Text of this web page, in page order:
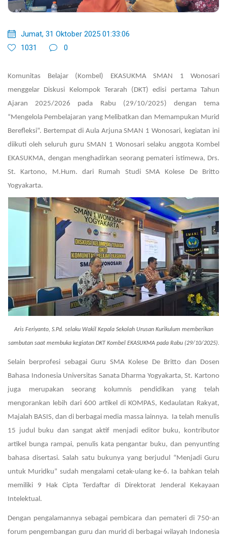
Jumat, 31 Oktober 2025 01:33:06
1031
0
Komunitas Belajar (Kombel) EKASUKMA SMAN 1 Wonosari
menggelar Diskusi Kelompok Terarah (DKT) edisi pertama Tahun
Ajaran 2025/2026 pada Rabu (29/10/2025) dengan tema
“Mengelola Pembelajaran yang Melibatkan dan Memampukan Murid
Berefleksi”. Bertempat di Aula Arjuna SMAN 1 Wonosari, kegiatan ini
diikuti oleh seluruh guru SMAN 1 Wonosari selaku anggota Kombel
EKASUKMA, dengan menghadirkan seorang pemateri istimewa, Drs.
St. Kartono, M.Hum. dari Rumah Studi SMA Kolese De Britto
Yogyakarta.
Aris Feriyanto, S.Pd. selaku Wakil Kepala Sekolah Urusan Kurikulum memberikan
sambutan saat membuka kegiatan DKT Kombel EKASUKMA pada Rabu (29/10/2025).
Selain berprofesi sebagai Guru SMA Kolese De Britto dan Dosen
Bahasa Indonesia Universitas Sanata Dharma Yogyakarta, St. Kartono
juga merupakan seorang kolumnis pendidikan yang telah
mengorankan lebih dari 600 artikel di KOMPAS, Kedaulatan Rakyat,
Majalah BASIS, dan di berbagai media massa lainnya. Ia telah menulis
15 judul buku dan sangat aktif menjadi editor buku, kontributor
artikel bunga rampai, penulis kata pengantar buku, dan penyunting
bahasa disertasi. Salah satu bukunya yang berjudul “Menjadi Guru
untuk Muridku” sudah mengalami cetak-ulang ke-6. Ia bahkan telah
memiliki 9 Hak Cipta Terdaftar di Direktorat Jenderal Kekayaan
Intelektual.
Dengan pengalamannya sebagai pembicara dan pemateri di 750-an
forum pengembangan guru dan murid di berbagai wilayah Indonesia